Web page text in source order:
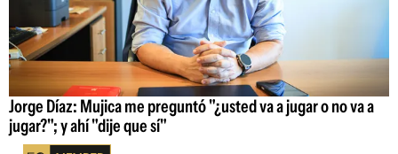
Jorge Díaz: Mujica me preguntó "¿usted va a jugar o no va a
jugar?"; y ahí "dije que sí"